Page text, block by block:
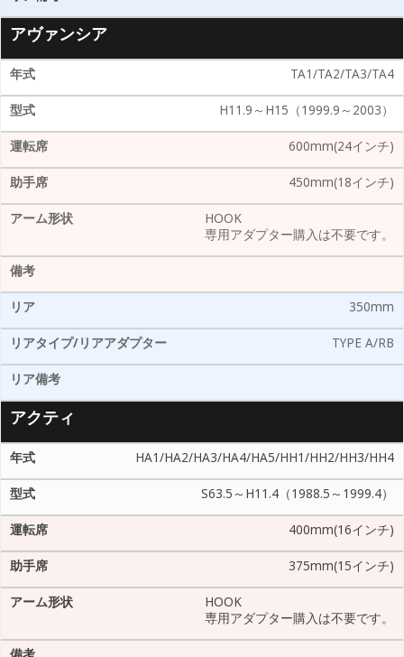
アヴァンシア
TA1/TA2/TA3/TA4
H11.9～H15（1999.9～2003）
600mm(24インチ)
450mm(18インチ)
HOOK
専用アダプター購入は不要です。
350mm
TYPE A/RB
アクティ
HA1/HA2/HA3/HA4/HA5/HH1/HH2/HH3/HH4
S63.5～H11.4（1988.5～1999.4）
400mm(16インチ)
375mm(15インチ)
HOOK
専用アダプター購入は不要です。